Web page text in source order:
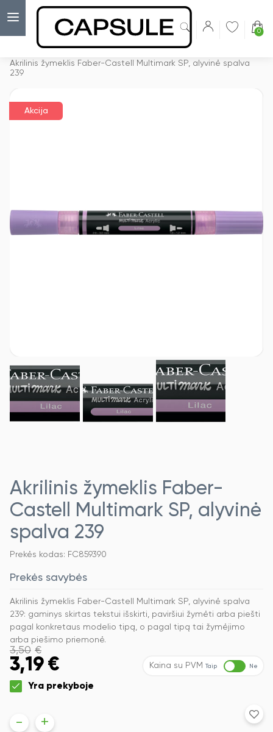
0
Akrilinis žymeklis Faber-Castell Multimark SP, alyvinė spalva
239
Akcija
Akrilinis žymeklis Faber-
Castell Multimark SP, alyvinė
spalva 239
Prekės kodas: FC859390
Prekės savybės
Akrilinis žymeklis Faber-Castell Multimark SP, alyvinė spalva
239: gaminys skirtas tekstui išskirti, paviršiui žymėti arba piešti
pagal konkretaus modelio tipą, o pagal tipą tai žymėjimo
arba piešimo priemonė.
3,50 €
3,19 € Kaina su PVM Taip Ne
Yra prekyboje
kiekis:
- +